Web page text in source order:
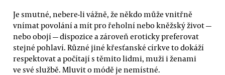
Je smutné, nebere-li vážně, že někdo může vnitřně
vnímat povolání a mít pro řeholní nebo kněžský život —
nebo obojí — dispozice a zároveň eroticky preferovat
stejné pohlaví. Různé jiné křesťanské církve to dokáží
respektovat a počítají s těmito lidmi, muži i ženami
ve své službě. Mluvit o módě je nemístné.